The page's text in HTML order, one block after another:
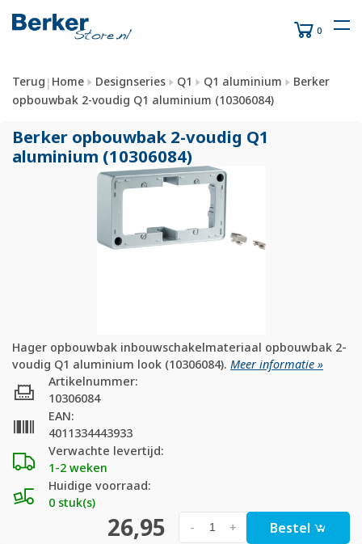
0
Terug | Home Designseries Q1 Q1 aluminium
Berker
opbouwbak 2-voudig Q1 aluminium (10306084)
Berker opbouwbak 2-voudig Q1
aluminium (10306084)
Hager opbouwbak inbouwschakelmateriaal opbouwbak 2-
voudig Q1 aluminium look (10306084). Meer informatie »
Verwachte levertijd:
1-2 weken
Huidige voorraad:
0 stuk(s)
Artikelnummer:
10306084
EAN:
4011334443933
26,95 +
- Bestel